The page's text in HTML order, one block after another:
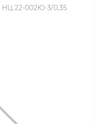
НЦ 22-002Ю-3/0,35